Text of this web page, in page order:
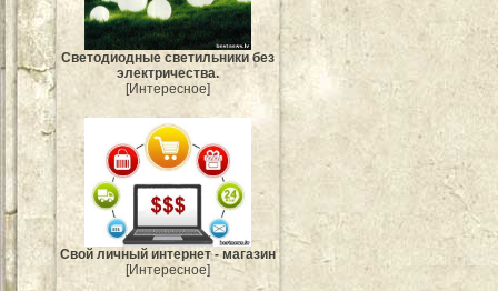
Светодиодные светильники без
электричества.
[Интересное]
Свой личный интернет - магазин
[Интересное]